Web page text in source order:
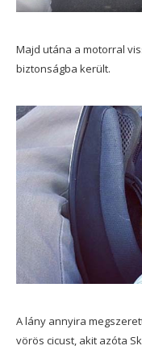
Majd utána a motorral
biztonságba került.
A lány annyira
vörös cicust, akit azóta